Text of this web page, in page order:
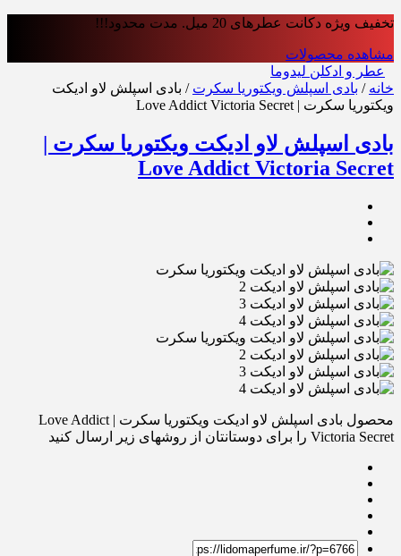
تخفیف ویژه دکانت عطرهای 20 میل. مدت محدود!!!
مشاهده محصولات
عطر و ادکلن لیدوما
خانه / بادی اسپلش ویکتوریا سکرت / بادی اسپلش لاو ادیکت
ویکتوریا سکرت | Love Addict Victoria Secret
بادی اسپلش لاو ادیکت ویکتوریا سکرت |
Love Addict Victoria Secret
محصول بادی اسپلش لاو ادیکت ویکتوریا سکرت | Love Addict
Victoria Secret را برای دوستانتان از روشهای زیر ارسال کنید